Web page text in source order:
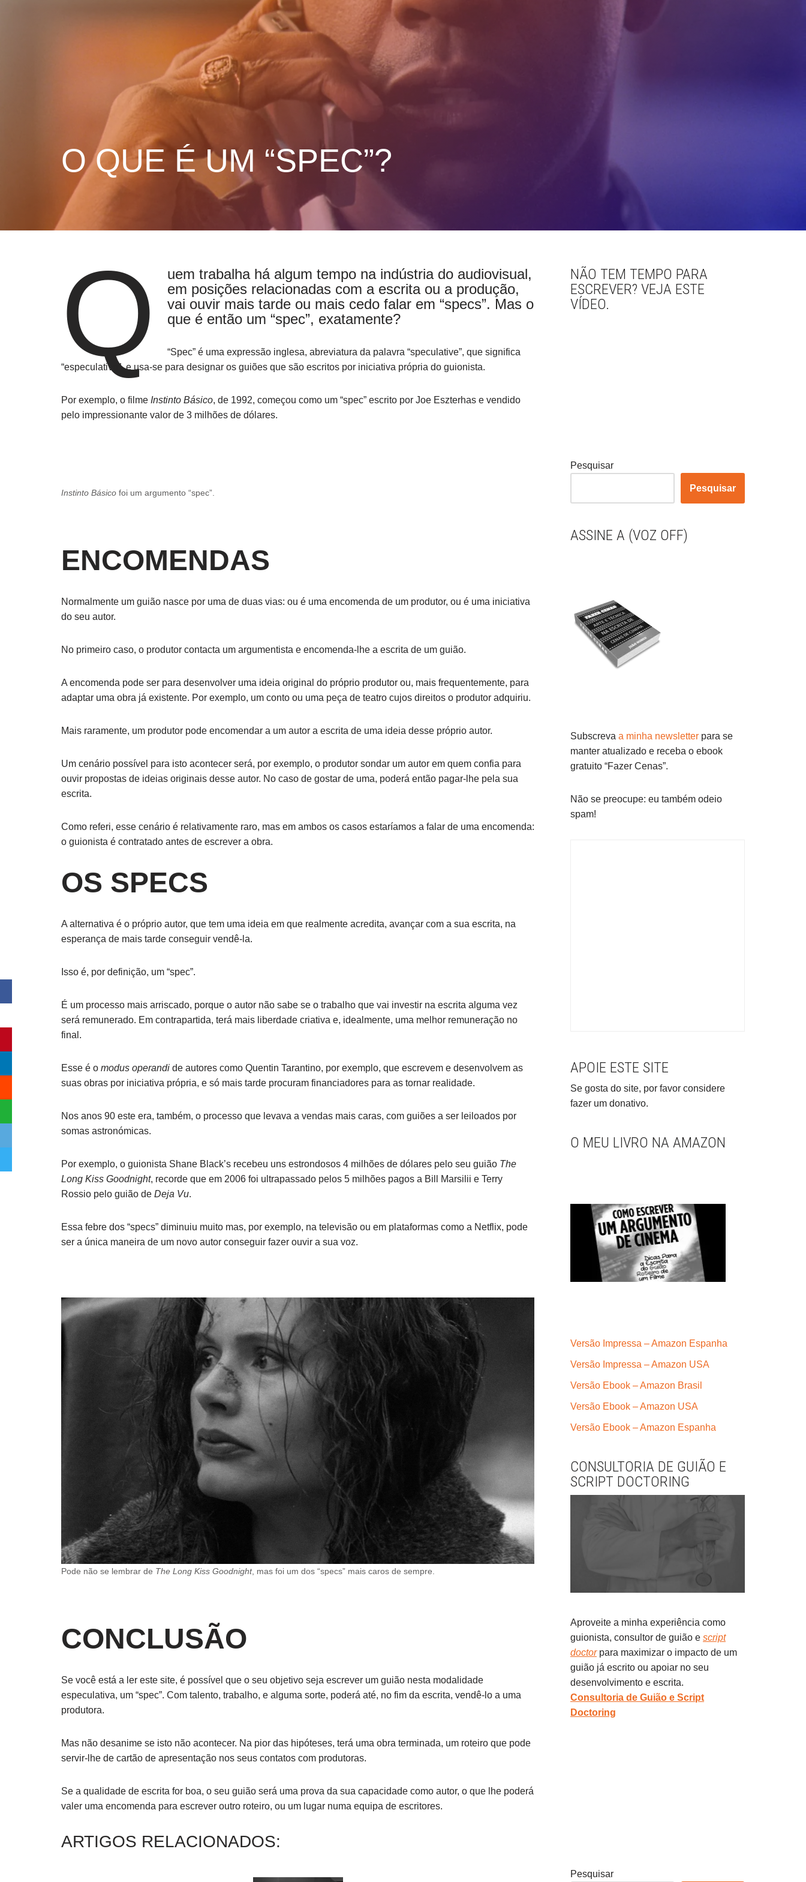
O QUE É UM “SPEC”?
Q
uem trabalha há algum tempo na indústria do audiovisual,
em posições relacionadas com a escrita ou a produção,
vai ouvir mais tarde ou mais cedo falar em “specs”. Mas o
que é então um “spec”, exatamente?
“Spec” é uma expressão inglesa, abreviatura da palavra “speculative”, que significa
“especulativo”, e usa-se para designar os guiões que são escritos por iniciativa própria do guionista.
Por exemplo, o filme Instinto Básico, de 1992, começou como um “spec” escrito por Joe Eszterhas e vendido
pelo impressionante valor de 3 milhões de dólares.
Instinto Básico foi um argumento “spec”.
ENCOMENDAS
Normalmente um guião nasce por uma de duas vias: ou é uma encomenda de um produtor, ou é uma iniciativa
do seu autor.
No primeiro caso, o produtor contacta um argumentista e encomenda-lhe a escrita de um guião.
A encomenda pode ser para desenvolver uma ideia original do próprio produtor ou, mais frequentemente, para
adaptar uma obra já existente. Por exemplo, um conto ou uma peça de teatro cujos direitos o produtor adquiriu.
Mais raramente, um produtor pode encomendar a um autor a escrita de uma ideia desse próprio autor.
Um cenário possível para isto acontecer será, por exemplo, o produtor sondar um autor em quem confia para
ouvir propostas de ideias originais desse autor. No caso de gostar de uma, poderá então pagar-lhe pela sua
escrita.
Como referi, esse cenário é relativamente raro, mas em ambos os casos estaríamos a falar de uma encomenda:
o guionista é contratado antes de escrever a obra.
OS SPECS
A alternativa é o próprio autor, que tem uma ideia em que realmente acredita, avançar com a sua escrita, na
esperança de mais tarde conseguir vendê-la.
Isso é, por definição, um “spec”.
É um processo mais arriscado, porque o autor não sabe se o trabalho que vai investir na escrita alguma vez
será remunerado. Em contrapartida, terá mais liberdade criativa e, idealmente, uma melhor remuneração no
final.
Esse é o modus operandi de autores como Quentin Tarantino, por exemplo, que escrevem e desenvolvem as
suas obras por iniciativa própria, e só mais tarde procuram financiadores para as tornar realidade.
Nos anos 90 este era, também, o processo que levava a vendas mais caras, com guiões a ser leiloados por
somas astronómicas.
Por exemplo, o guionista Shane Black’s recebeu uns estrondosos 4 milhões de dólares pelo seu guião The
Long Kiss Goodnight, recorde que em 2006 foi ultrapassado pelos 5 milhões pagos a Bill Marsilii e Terry
Rossio pelo guião de Deja Vu.
Essa febre dos “specs” diminuiu muito mas, por exemplo, na televisão ou em plataformas como a Netflix, pode
ser a única maneira de um novo autor conseguir fazer ouvir a sua voz.
Pode não se lembrar de The Long Kiss Goodnight, mas foi um dos “specs” mais caros de sempre.
CONCLUSÃO
Se você está a ler este site, é possível que o seu objetivo seja escrever um guião nesta modalidade
especulativa, um “spec”. Com talento, trabalho, e alguma sorte, poderá até, no fim da escrita, vendê-lo a uma
produtora.
Mas não desanime se isto não acontecer. Na pior das hipóteses, terá uma obra terminada, um roteiro que pode
servir-lhe de cartão de apresentação nos seus contatos com produtoras.
Se a qualidade de escrita for boa, o seu guião será uma prova da sua capacidade como autor, o que lhe poderá
valer uma encomenda para escrever outro roteiro, ou um lugar numa equipa de escritores.
ARTIGOS RELACIONADOS:
NÃO TEM TEMPO PARA
ESCREVER? VEJA ESTE
VÍDEO.
Pesquisar
Pesquisar
ASSINE A (VOZ OFF)
Subscreva a minha newsletter para se
manter atualizado e receba o ebook
gratuito “Fazer Cenas”.
Não se preocupe: eu também odeio
spam!
APOIE ESTE SITE
Se gosta do site, por favor considere
fazer um donativo.
O MEU LIVRO NA AMAZON
Versão Impressa – Amazon Espanha
Versão Impressa – Amazon USA
Versão Ebook – Amazon Brasil
Versão Ebook – Amazon USA
Versão Ebook – Amazon Espanha
CONSULTORIA DE GUIÃO E
SCRIPT DOCTORING
Aproveite a minha experiência como
guionista, consultor de guião e script
doctorpara maximizar o impacto de um
guião já escrito ou apoiar no seu
desenvolvimento e escrita.
Consultoria de Guião e Script
Doctoring
Pesquisar